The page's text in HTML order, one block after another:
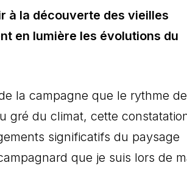
à la découverte des vieilles
en lumière les évolutions du
la campagne que le rythme
gré du climat, cette
significatifs du paysage
que je suis lors de